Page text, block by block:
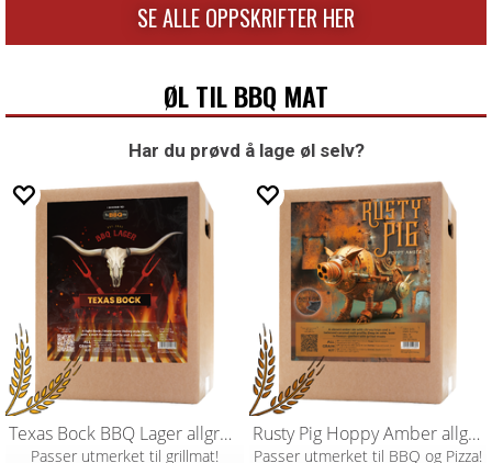
SE ALLE OPPSKRIFTER HER
ØL TIL BBQ MAT
Har du prøvd å lage øl selv?
Texas Bock BBQ Lager allgrain ølsett
Passer utmerket til grillmat!
Rusty Pig Hoppy Amber allgrain ølsett
Passer utmerket til BBQ og Pizza!